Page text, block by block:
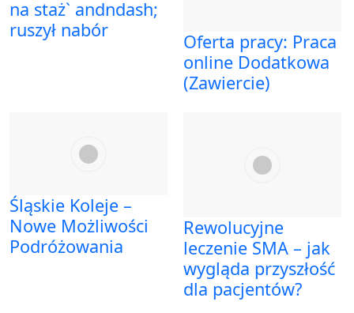
na staż` andndash;
ruszył nabór
Oferta pracy: Praca
online Dodatkowa
(Zawiercie)
Śląskie Koleje –
Nowe Możliwości
Podróżowania
Rewolucyjne
leczenie SMA – jak
wygląda przyszłość
dla pacjentów?